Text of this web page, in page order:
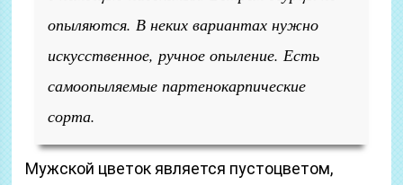
опыляются. В неких вариантах нужно
искусственное, ручное опыление. Есть
самоопыляемые партенокарпические
сорта.
Мужской цветок является пустоцветом,